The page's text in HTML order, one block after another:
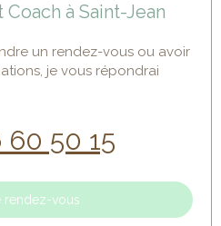
à Saint-Jean
un rendez-vous ou avoir
je vous répondrai
50 15
rendez-vous